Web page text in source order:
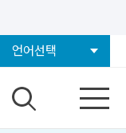
언어선택